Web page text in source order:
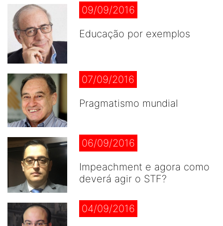
09/09/2016
Educação por exemplos
07/09/2016
Pragmatismo mundial
06/09/2016
Impeachment e agora como
deverá agir o STF?
04/09/2016